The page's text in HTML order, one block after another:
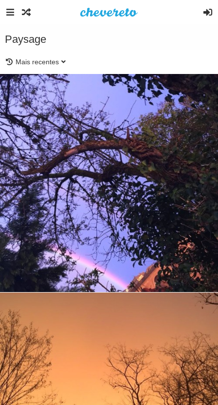
Paysage
Mais recentes